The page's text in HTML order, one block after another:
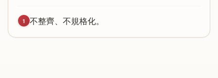
1 不整齊、 不規格化。